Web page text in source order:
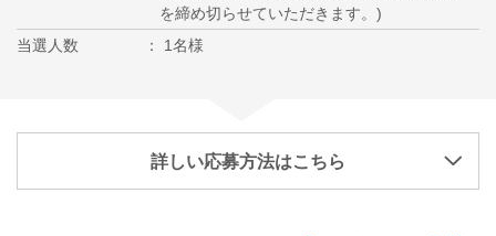
を締め切らせていただきます。)
当選人数
1名様
詳しい応募方法はこちら